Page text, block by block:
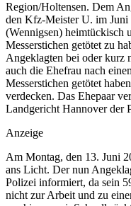
Region/Holtensen. Dem
den Kfz-Meister U. im Juni
(Wennigsen) heimtückisch
Messerstichen getötet zu
Angeklagten bei oder kurz
auch die Ehefrau nach
Messerstichen getötet
verdecken. Das Ehepaar
Landgericht Hannover der
Anzeige
Am Montag, den 13. Juni
ans Licht. Der nun
Polizei informiert, da sein
nicht zur Arbeit und zu